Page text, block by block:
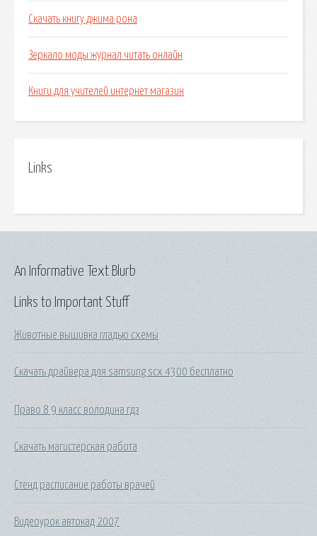
Скачать книгу джима рона
Зеркало моды журнал читать онлайн
Книги для учителей интернет магазин
Links
Links to Important Stuff
Животные вышивка гладью схемы
Скачать драйвера для samsung scx 4300 бесплатно
Право 8 9 класс володина гдз
Скачать магистерская работа
Стенд расписание работы врачей
Видеоурок автокад 2007
An Informative Text Blurb